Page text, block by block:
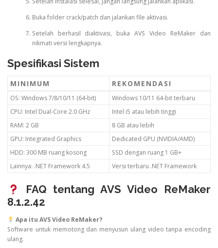
Buka folder crack/patch dan jalankan file aktivasi.
Setelah berhasil diaktivasi, buka AVS Video ReMaker dan
nikmati versi lengkapnya.
Spesifikasi Sistem
MINIMUM REKOMENDASI
OS: Windows 7/8/10/11 (64-bit)
Windows 10/11 64-bit terbaru
CPU: Intel Dual-Core 2.0 GHz
Intel i5 atau lebih tinggi
RAM: 2 GB
8 GB atau lebih
GPU: Integrated Graphics
Dedicated GPU (NVIDIA/AMD)
HDD: 300 MB ruang kosong
SSD dengan ruang 1 GB+
Lainnya: .NET Framework 4.5
Versi terbaru .NET Framework
FAQ tentang AVS Video ReMaker
8.1.2.42
Apa itu AVS Video ReMaker?
Software untuk memotong dan menyusun ulang video tanpa encoding
ulang.